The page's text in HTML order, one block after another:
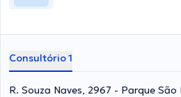
Consultório 1
R. Souza Naves, 2967 - Parque São